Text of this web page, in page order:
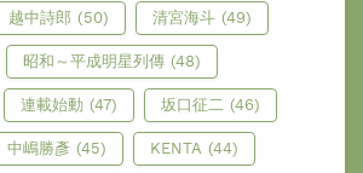
越中詩郎 (50) 清宮海斗 (49)
昭和～平成明星列傳 (48)
連載始動 (47) 坂口征二 (46)
中嶋勝彥 (45) KENTA (44)